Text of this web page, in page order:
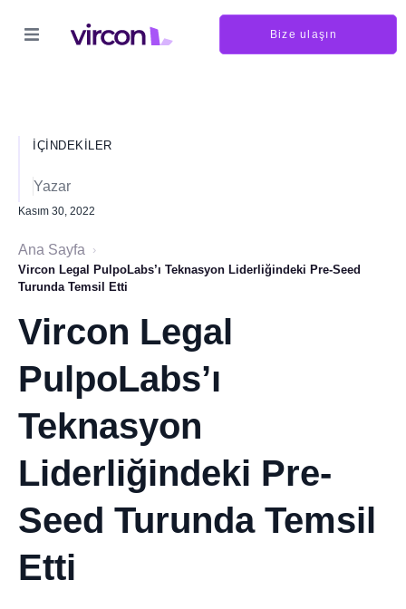
Bize ulaşın
İÇINDEKILER
Yazar
Kasım 30, 2022
Ana Sayfa
›
Vircon Legal PulpoLabs’ı Teknasyon Liderliğindeki Pre-Seed
Turunda Temsil Etti
Vircon Legal
PulpoLabs’ı
Teknasyon
Liderliğindeki Pre-
Seed Turunda Temsil
Etti